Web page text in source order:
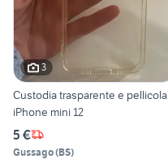
3
Custodia trasparente e pellicola
iPhone mini 12
5 €
Gussago(BS)